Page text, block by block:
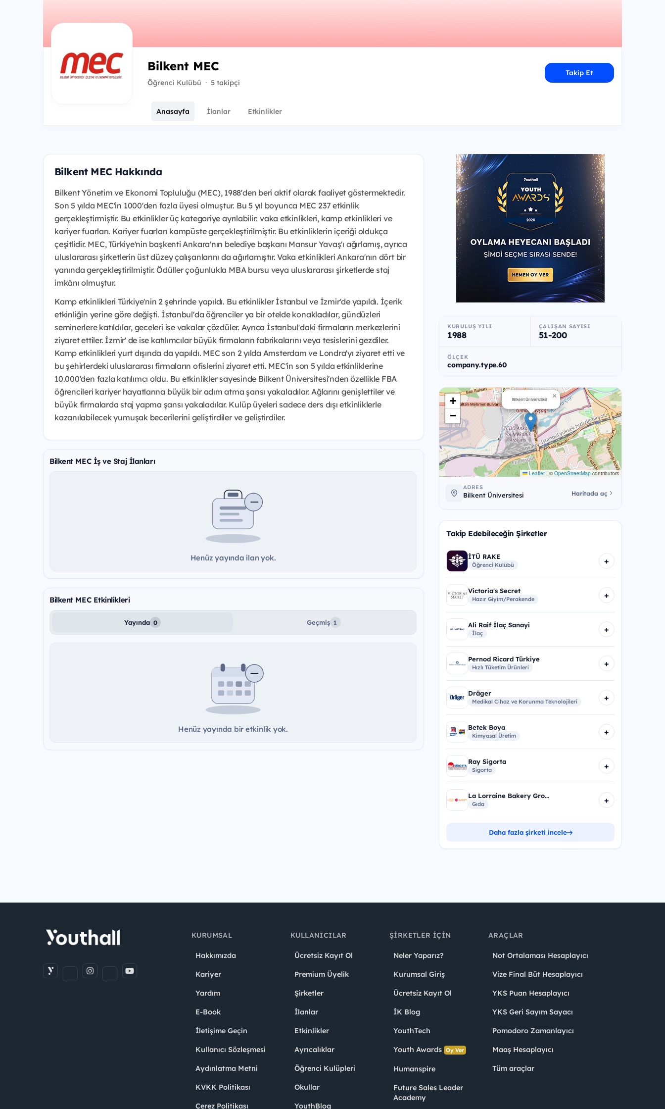
Bilkent MEC
Öğrenci Kulübü · 5 takipçi
Takip Et
Anasayfa İlanlar Etkinlikler
Bilkent MEC Hakkında
Bilkent Yönetim ve Ekonomi Topluluğu (MEC), 1988'den beri aktif olarak faaliyet göstermektedir.
Son 5 yılda MEC'in 1000'den fazla üyesi olmuştur. Bu 5 yıl boyunca MEC 237 etkinlik
gerçekleştirmiştir. Bu etkinlikler üç kategoriye ayrılabilir: vaka etkinlikleri, kamp etkinlikleri ve
kariyer fuarları. Kariyer fuarları kampüste gerçekleştirilmiştir. Bu etkinliklerin içeriği oldukça
çeşitlidir. MEC, Türkiye'nin başkenti Ankara'nın belediye başkanı Mansur Yavaş'ı ağırlamış, ayrıca
uluslararası şirketlerin üst düzey çalışanlarını da ağırlamıştır. Vaka etkinlikleri Ankara'nın dört bir
yanında gerçekleştirilmiştir. Ödüller çoğunlukla MBA bursu veya uluslararası şirketlerde staj
imkânı olmuştur.
Kamp etkinlikleri Türkiye'nin 2 şehrinde yapıldı. Bu etkinlikler İstanbul ve İzmir'de yapıldı. İçerik
etkinliğin yerine göre değişti. İstanbul'da öğrenciler ya bir otelde konakladılar, gündüzleri
seminerlere katıldılar, geceleri ise vakalar çözdüler. Ayrıca İstanbul'daki firmaların merkezlerini
ziyaret ettiler. İzmir' de ise katılımcılar büyük firmaların fabrikalarını veya tesislerini gezdiler.
Kamp etkinlikleri yurt dışında da yapıldı. MEC son 2 yılda Amsterdam ve Londra'yı ziyaret etti ve
bu şehirlerdeki uluslararası firmaların ofislerini ziyaret etti. MEC'in son 5 yılda etkinliklerine
10.000'den fazla katılımcı oldu. Bu etkinlikler sayesinde Bilkent Üniversitesi'nden özellikle FBA
öğrencileri kariyer hayatlarına büyük bir adım atma şansı yakaladılar. Ağlarını genişlettiler ve
büyük firmalarda staj yapma şansı yakaladılar. Kulüp üyeleri sadece ders dışı etkinliklerle
kazanılabilecek yumuşak becerilerini geliştirdiler ve geliştirdiler.
Bilkent MEC İş ve Staj İlanları
Henüz yayında ilan yok.
Bilkent MEC Etkinlikleri
Yayında 0 Geçmiş 1
Henüz yayında bir etkinlik yok.
KURULUŞ YILI
1988
ÇALIŞAN SAYISI
51-200
ÖLÇEK
company.type.60
Bilkent Üniversitesi ×
+
−
Leaflet | © OpenStreetMap contributors
ADRES
Bilkent Üniversitesi Haritada aç
Takip Edebileceğin Şirketler
İTÜ RAKE
Öğrenci Kulübü +
Victoria's Secret
Hazır Giyim/Perakende +
Ali Raif İlaç Sanayi
İlaç +
Pernod Ricard Türkiye
Hızlı Tüketim Ürünleri +
Dräger
Medikal Cihaz ve Korunma Teknolojileri +
Betek Boya
Kimyasal Üretim +
Ray Sigorta
Sigorta +
La Lorraine Bakery Gro...
Gıda +
Daha fazla şirketi incele
KURUMSAL
Hakkımızda
Kariyer
Yardım
E-Book
İletişime Geçin
Kullanıcı Sözleşmesi
Aydınlatma Metni
KVKK Politikası
Çerez Politikası
KULLANICILAR
Ücretsiz Kayıt Ol
Premium Üyelik
Şirketler
İlanlar
Etkinlikler
Ayrıcalıklar
Öğrenci Kulüpleri
Okullar
YouthBlog
ŞIRKETLER İÇIN
Neler Yaparız?
Kurumsal Giriş
Ücretsiz Kayıt Ol
İK Blog
YouthTech
Youth Awards Oy Ver
Humanspire
Future Sales Leader
Academy
ARAÇLAR
Not Ortalaması Hesaplayıcı
Vize Final Büt Hesaplayıcı
YKS Puan Hesaplayıcı
YKS Geri Sayım Sayacı
Pomodoro Zamanlayıcı
Maaş Hesaplayıcı
Tüm araçlar